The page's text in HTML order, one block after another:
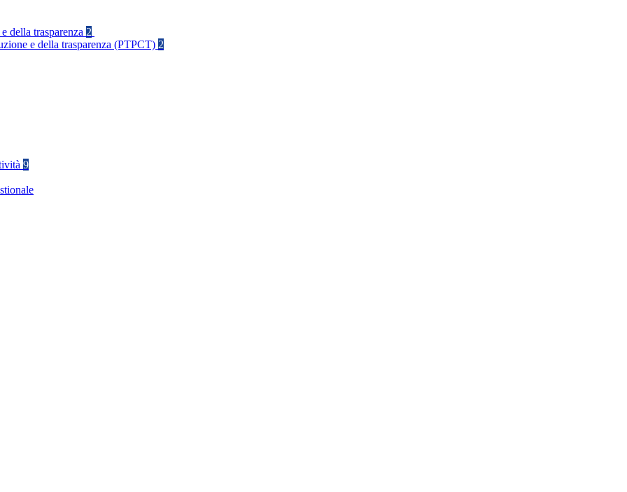
della trasparenza 2
e della trasparenza (PTPCT) 2
9